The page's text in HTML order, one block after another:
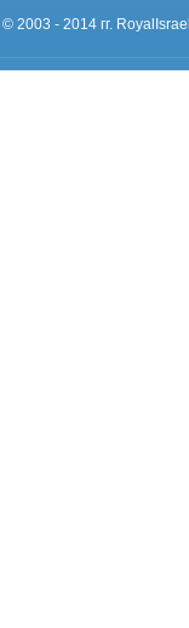
© 2003 - 2014 гг.